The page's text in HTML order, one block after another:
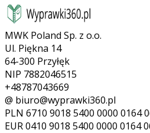
MWK Poland Sp. z o.o.
Ul. Piękna 14
64-300 Przyłęk
NIP 7882046515
+48787043669
@ biuro@wyprawki360.pl
PLN 6710 9018 5400 0000 0164
EUR0410 9018 5400 0000 0164